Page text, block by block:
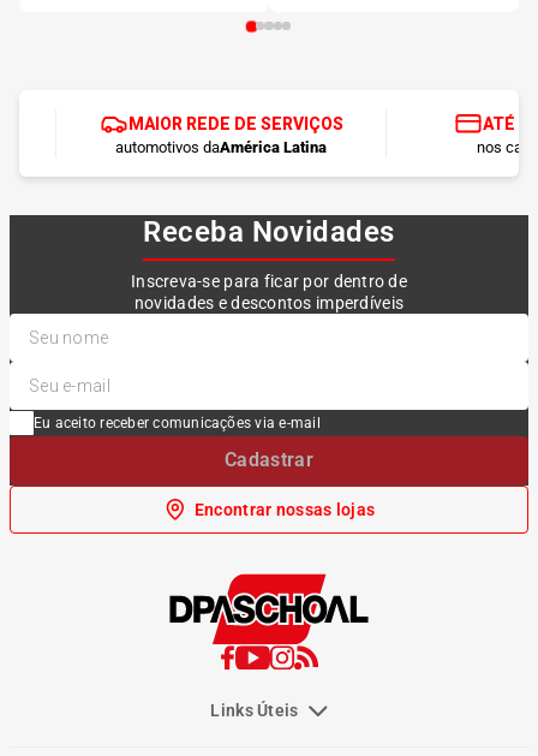
MAIOR REDE DE SERVIÇOS
automotivos daAmérica Latina
ATÉ
nos
Receba Novidades
Inscreva-se para ficar por dentro de
novidades e descontos imperdíveis
Eu aceito receber comunicações via e-mail
Cadastrar
Encontrar nossas lojas
Links Úteis